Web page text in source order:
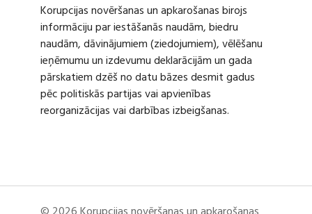
Korupcijas novēršanas un apkarošanas birojs
informāciju par iestāšanās naudām, biedru
naudām, dāvinājumiem (ziedojumiem), vēlēšanu
ieņēmumu un izdevumu deklarācijām un gada
pārskatiem dzēš no datu bāzes desmit gadus
pēc politiskās partijas vai apvienības
reorganizācijas vai darbības izbeigšanas.